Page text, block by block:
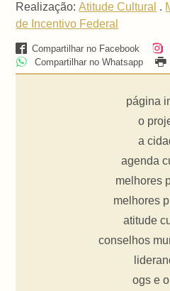
Realização:Atitude Cultural .
de Incentivo Federal
Compartilhar no Facebook
Compartilhar no Whatsapp
página
o
a
agenda
melhores
melhores
atitude
conselhos
ogs e